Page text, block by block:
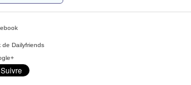
Dailyfriends